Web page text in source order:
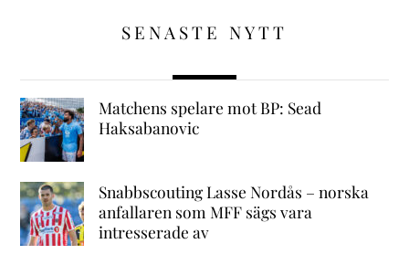
SENASTE NYTT
Matchens spelare mot BP: Sead
Haksabanovic
Snabbscouting Lasse Nordås – norska
anfallaren som MFF sägs vara
intresserade av